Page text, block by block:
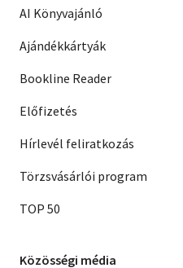
AI Könyvajánló
Ajándékkártyák
Bookline Reader
Előfizetés
Hírlevél feliratkozás
Törzsvásárlói program
TOP 50
Közösségi média